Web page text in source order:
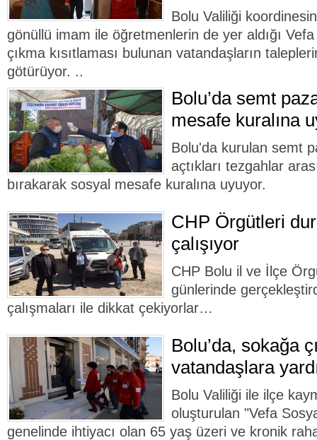
Bolu Valiliği
gönüllü imam ile öğretmenlerin de yer aldığı
çıkma kısıtlaması bulunan vatandaşların
götürüyor. ..
Bolu’da semt
mesafe kuralına
Bolu'da kurulan semt
açtıkları tezgahlar
bırakarak sosyal mesafe kuralına uyuyor.
CHP Örgütleri
çalışıyor
CHP Bolu il ve İlçe
günlerinde
çalışmaları ile dikkat çekiyorlar…
Bolu’da, sokağa
vatandaşlara
Bolu Valiliği ile ilçe
oluşturulan "Vefa
genelinde ihtiyacı olan 65 yaş üzeri ve kronik